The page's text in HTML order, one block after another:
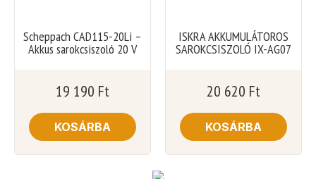
Scheppach CAD115-20Li –
Akkus sarokcsiszoló 20 V
19 190 Ft
KOSÁRBA
ISKRA AKKUMULÁTOROS
SAROKCSISZOLÓ IX-AG07
20 620 Ft
KOSÁRBA